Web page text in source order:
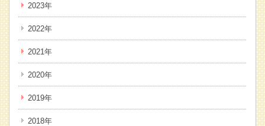
2023年
2022年
2021年
2020年
2019年
2018年